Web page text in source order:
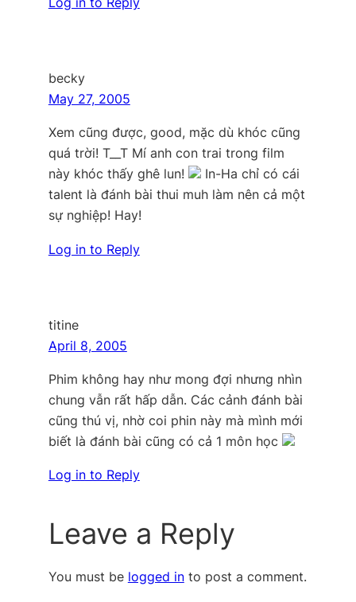
becky
May 27, 2005
Xem cũng được, good, mặc dù khóc cũng
quá trời! T__T Mí anh con trai trong film
này khóc thấy ghê lun!
In-Ha chỉ có cái
talent là đánh bài thui muh làm nên cả một
sự nghiệp! Hay!
Log in to Reply
titine
April 8, 2005
Phim không hay như mong đợi nhưng nhìn
chung vẫn rất hấp dẫn. Các cảnh đánh bài
cũng thú vị, nhờ coi phin này mà mình mới
biết là đánh bài cũng có cả 1 môn học
Log in to Reply
Leave a Reply
You must be logged into post a comment.